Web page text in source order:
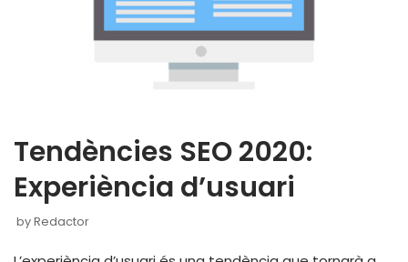
Tendències SEO 2020:
Experiència d’usuari
byRedactor